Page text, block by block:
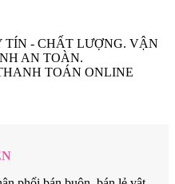
TÍN - CHẤT LƯỢNG. VẬN
AN TOÀN.
TOÁN ONLINE